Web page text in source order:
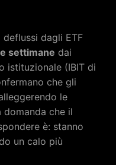
dagli ETF
settimane dai
istituzionale (IBIT di
che gli
le
domanda che il
è: stanno
un calo più